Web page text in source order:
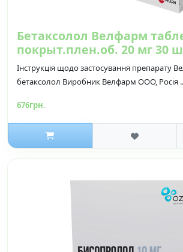
Бетаксолол Велфарм
покрыт.плен.об. 20 мг 30
Інструкція щодо застосування препарату
бетаксолол Виробник Велфарм ООО, Росія ..
676грн.